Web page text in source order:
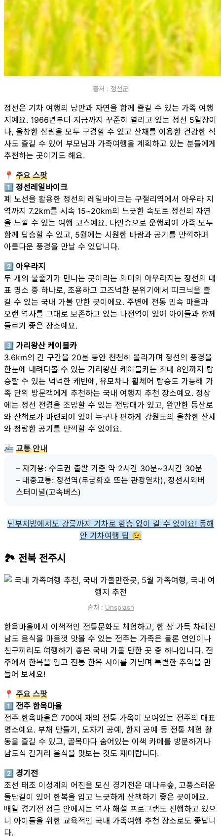
출처 : 정선군
정선은 기차 여행의 낭만과 자연을 함께 즐길 수 있는 가족 여행
지예요. 1966년부터 지금까지 꾸준히 열리고 있는 정선 5일장이
나, 울창한 삼림을 모두 구경할 수 있고 산채를 이용한 건강한 식
사도 즐길 수 있어 부모님과 가족여행을 계획하고 있는 분들에게
추천하는 곳이기도 해요.
📍 주요 스팟
1️⃣ 정선레일바이크
폐 노선을 활용한 정선의 레일바이크는 구절리역에서 아우라 지
역까지 7.2km를 시속 15~20km의 느긋한 속도로 정선의 자연
을 느낄 수 있는 여행 코스예요. 다인승으로 운행되어 가족 모두
함께 탑승할 수 있고, 5월에는 시원한 바람과 공기를 만끽하며
아름다운 풍경을 만날 수 있답니다.
2️⃣ 아우라지
두 개의 물줄기가 만나는 곳이라는 의미의 아우라지는 정선의 대
표 명소 중 하나로, 조용하고 고즈넉한 분위기에서 피크닉을 즐
길 수 있는 국내 가볼 만한 곳이에요. 주변에 전통 민속 마을과
오랜 역사를 그대로 보존하고 있는 나전역이 있어 아이들과 함께
들르기 좋은 장소예요.
3️⃣ 가리왕산 케이블카
3.6km의 긴 구간을 20분 동안 천천히 올라가며 정선의 풍경을
한눈에 내려다볼 수 있는 가리왕산 케이블카는 최대 8인까지 탑
승할 수 있는 넉넉한 캐빈에, 유모차나 휠체어 탑승도 가능해 가
족 단위 방문객에게 추천하는 국내 여행지 추천 장소예요. 정상
에는 정선 전경을 조망할 수 있는 전망대가 있고, 완만한 등산로
와 산책로가 마련되어 있어 누구나 편하게 강원도의 울창한 산세
와 청량한 공기를 만끽할 수 있어요.
🚈 교통 안내
– 자가용: 수도권 출발 기준 약 2시간 30분~3시간 30분
– 대중교통: 정선역(무궁화호 또는 관광열차), 정선시외버
스터미널(고속버스)
남부지방에서도 강릉까지 기차로 환승 없이 갈 수 있어요! 동해
안 기차여행 팁 😉
🏞 전북 전주시
출처 : Unsplash
한옥마을에서 이색적인 전통문화도 체험하고, 한 상 가득 차려진
남도 음식을 마음껏 맛볼 수 있는 전주는 가족은 물론 연인이나
친구끼리도 여행하기 좋은 국내 가볼 만한 곳 중 하나입니다. 전
주에서 한복을 입고 전통 한옥 사이를 거닐며 특별한 추억을 만
들어 보세요!
📍 주요 스팟
1️⃣ 전주 한옥마을
전주 한옥마을은 700여 채의 전통 가옥이 모여있는 전주의 대표
명소예요. 부채 만들기, 도자기 공예, 한지 공예 등 전통 체험 활
동을 즐길 수 있고, 골목마다 숨어있는 이색 카페를 방문하거나
남도식 길거리 음식을 맛보는 것도 재미랍니다.
2️⃣ 경기전
조선 태조 이성계의 어진을 모신 경기전은 대나무숲, 고풍스러운
돌담길이 있어 한복을 입고 느긋하게 산책하기 좋은 곳이에요.
매일 경기전 정문 안에서는 역사 해설 프로그램도 진행하고 있으
니 아이들을 위한 교육적인 국내 가족여행 추천 장소로도 좋답니
다.